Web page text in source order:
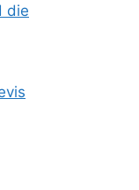
die